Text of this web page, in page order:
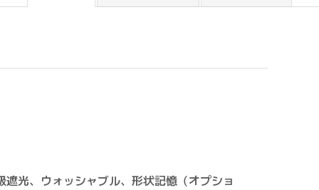
光、ウォッシャブル、形状記憶（オプショ